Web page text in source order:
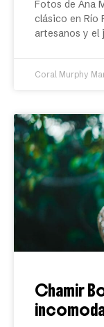
Fotos de Ana
clásico en Río
artesanos y el
Coral Murphy
Chamir